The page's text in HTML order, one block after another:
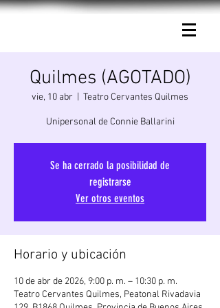
Quilmes (AGOTADO)
vie, 10 abr Teatro Cervantes Quilmes
Unipersonal de Connie Ballarini
Se ha cerrado la posibilidad de
registrarse
Ver otros eventos
Horario y ubicación
10 de abr de 2026, 9:00 p. m. – 10:30 p. m.
Teatro Cervantes Quilmes, Peatonal Rivadavia